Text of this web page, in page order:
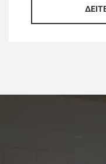
πυρήνα,
αισθητική
και εκτύπωση